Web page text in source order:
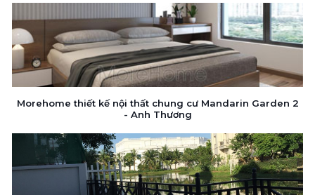
Morehome thiết kế nội thất chung cư Mandarin Garden 2
- Anh Thương